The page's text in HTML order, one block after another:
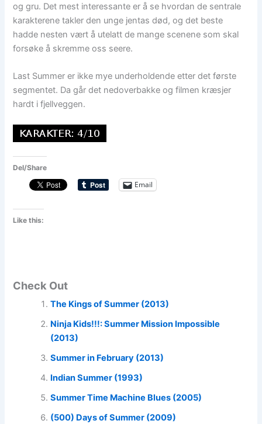
og gru. Det mest interessante er å se hvordan de sentrale
karakterene takler den unge jentas død, og det beste
hadde nesten vært å utelatt de mange scenene som skal
forsøke å skremme oss seere.
Last Summer er ikke mye underholdende etter det første
segmentet. Da går det nedoverbakke og filmen kræsjer
hardt i fjellveggen.
Del/Share
Email
Like this:
Check Out
The Kings of Summer (2013)
Ninja Kids!!!: Summer Mission Impossible
(2013)
Summer in February (2013)
Indian Summer (1993)
Summer Time Machine Blues (2005)
(500) Days of Summer (2009)